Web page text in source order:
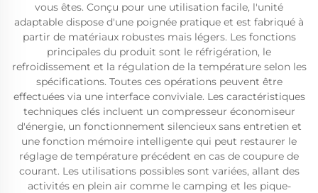
vous êtes. Conçu pour une utilisation facile, l'unité
adaptable dispose d'une poignée pratique et est fabriqué à
partir de matériaux robustes mais légers. Les fonctions
principales du produit sont le réfrigération, le
refroidissement et la régulation de la température selon les
spécifications. Toutes ces opérations peuvent être
effectuées via une interface conviviale. Les caractéristiques
techniques clés incluent un compresseur économiseur
d'énergie, un fonctionnement silencieux sans entretien et
une fonction mémoire intelligente qui peut restaurer le
réglage de température précédent en cas de coupure de
courant. Les utilisations possibles sont variées, allant des
activités en plein air comme le camping et les pique-